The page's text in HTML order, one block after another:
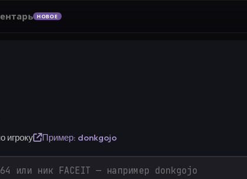
НОВОЕ
игроку Пример: donkgojo